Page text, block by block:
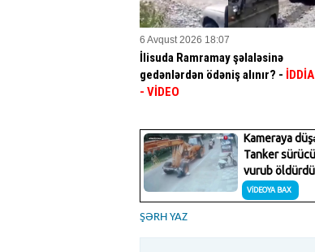
6 Avqust 2026 18:07
İlisuda Ramramay şəlaləsinə
gedənlərdən ödəniş alınır? - İDDİA
- VİDEO
ŞƏRH YAZ